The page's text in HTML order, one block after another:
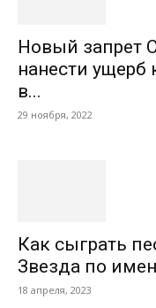
Новый запрет
нанести ущерб
в...
29 ноября, 2022
Как сыграть
Звезда по
18 апреля, 2023